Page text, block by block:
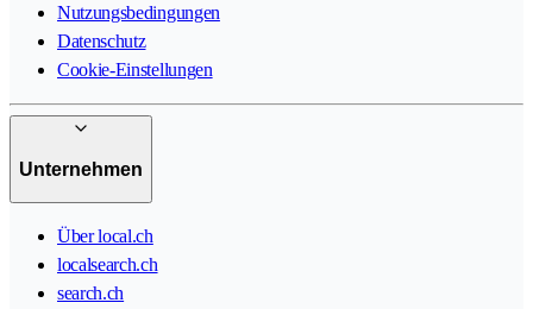
Nutzungsbedingungen
Datenschutz
Cookie-Einstellungen
Unternehmen
Über local.ch
localsearch.ch
search.ch